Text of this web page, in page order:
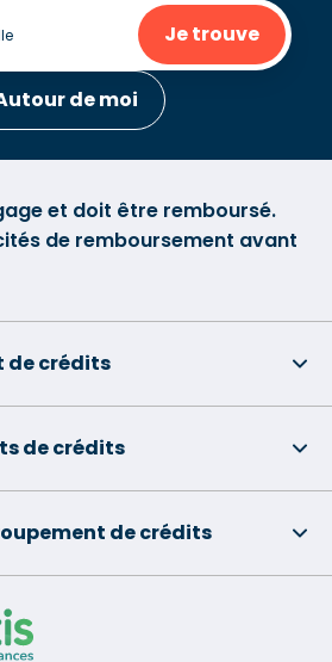
Je trouve
de moi
et doit être remboursé.
de remboursement avant
de crédits
de crédits
de crédits